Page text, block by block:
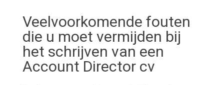
Veelvoorkomende fouten
die u moet vermijden bij
het schrijven van een
Account Director cv